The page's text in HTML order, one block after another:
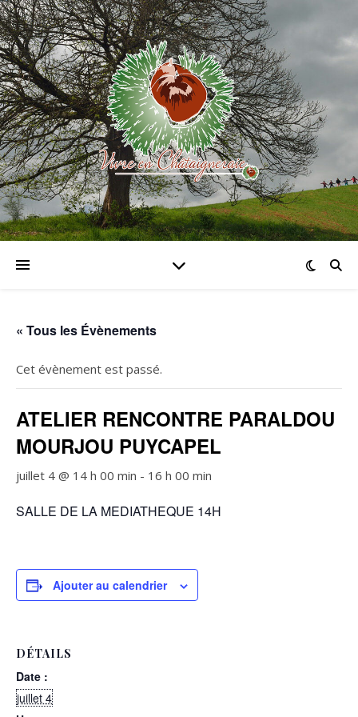
« Tous les Évènements
Cet évènement est passé.
ATELIER RENCONTRE PARALDOU
MOURJOU PUYCAPEL
juillet 4 @ 14 h 00 min - 16 h 00 min
SALLE DE LA MEDIATHEQUE 14H
Ajouter au calendrier
DÉTAILS
Date :
juillet 4